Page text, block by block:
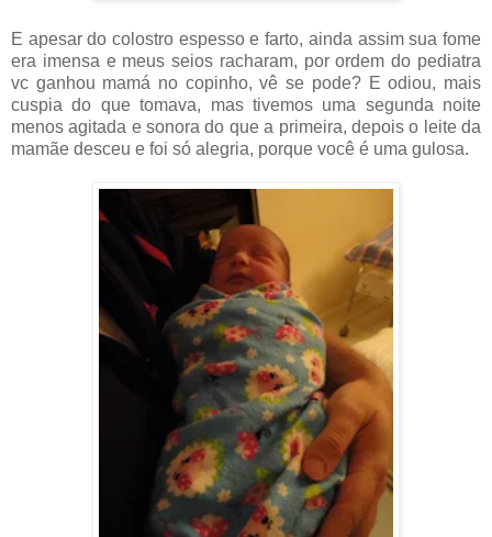
E apesar do colostro espesso e farto, ainda assim sua fome
era imensa e meus seios racharam, por ordem do pediatra
vc ganhou mamá no copinho, vê se pode? E odiou, mais
cuspia do que tomava, mas tivemos uma segunda noite
menos agitada e sonora do que a primeira, depois o leite da
mamãe desceu e foi só alegria, porque você é uma gulosa.